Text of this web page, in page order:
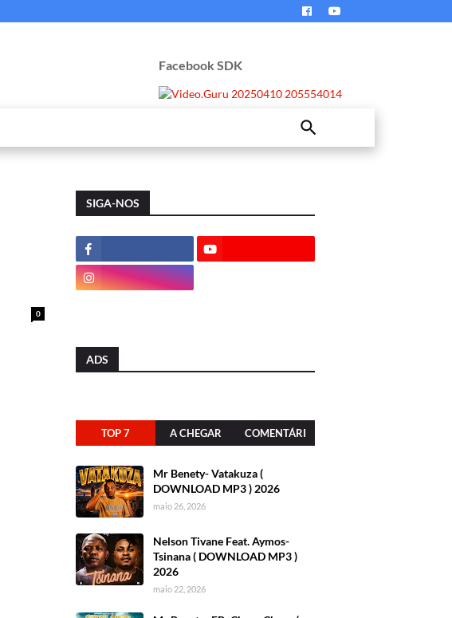
Facebook SDK
0
SIGA-NOS
ADS
TOP 7 A CHEGAR COMENTÁRI
Mr Benety- Vatakuza (
DOWNLOAD MP3 ) 2026
maio 26, 2026
Nelson Tivane Feat. Aymos-
Tsinana ( DOWNLOAD MP3 )
2026
maio 22, 2026